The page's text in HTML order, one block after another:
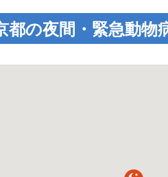
都の夜間・緊急動物